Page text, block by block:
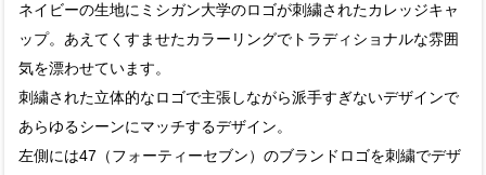
ネイビーの生地にミシガン大学のロゴが刺繍されたカレッジキャ
ップ。あえてくすませたカラーリングでトラディショナルな雰囲
気を漂わせています。
刺繍された立体的なロゴで主張しながら派手すぎないデザインで
あらゆるシーンにマッチするデザイン。
左側には47（フォーティーセブン）のブランドロゴを刺繍でデザ